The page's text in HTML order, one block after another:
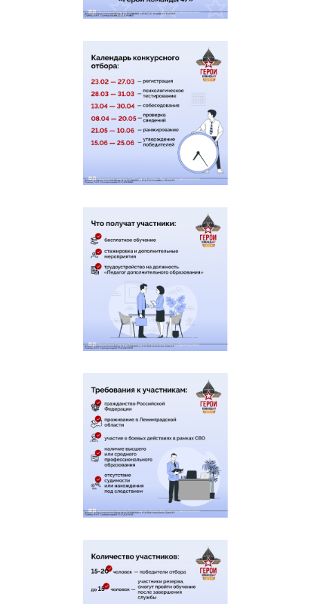
возбуждении процедуры
внесудебного банкротства
гражданина в Единый
федеральный реестр сведений о
банкротстве и осуществление
иных связанных с приемом
такого заявление обязанностей
Федеральным законом от 26
несостоятельности (банкротстве)»
по заявлению о признании
гражданина банкротом во
внесудебном порядке
Государственная услуга по выдаче
удостоверения инвалида о праве
на льготы
Предоставление государственной
услуги по назначению
единовременной выплаты
гражданам, принимавшим
участие в специальной военной
операции
Направление сведений для
получения комплексного
сопровождения филиалом Фонда
участника СВО/ членов семей
погибшего/ пропавшего без
Государственная услуга по выдаче
сертификата на
зубопротезирование в размере